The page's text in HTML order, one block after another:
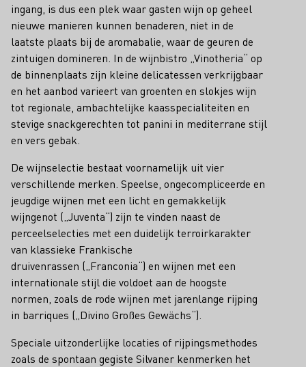
ingang, is dus een plek waar gasten wijn op geheel
nieuwe manieren kunnen benaderen, niet in de
laatste plaats bij de aromabalie, waar de geuren de
zintuigen domineren. In de wijnbistro „Vinotheria“ op
de binnenplaats zijn kleine delicatessen verkrijgbaar
en het aanbod varieert van groenten en slokjes wijn
tot regionale, ambachtelijke kaasspecialiteiten en
stevige snackgerechten tot panini in mediterrane stijl
en vers gebak.
De wijnselectie bestaat voornamelijk uit vier
verschillende merken. Speelse, ongecompliceerde en
jeugdige wijnen met een licht en gemakkelijk
wijngenot („Juventa“) zijn te vinden naast de
perceelselecties met een duidelijk terroirkarakter
van klassieke Frankische
druivenrassen („Franconia“) en wijnen met een
internationale stijl die voldoet aan de hoogste
normen, zoals de rode wijnen met jarenlange rijping
in barriques („Divino Großes Gewächs“).
Speciale uitzonderlijke locaties of rijpingsmethodes
zoals de spontaan gegiste Silvaner kenmerken het